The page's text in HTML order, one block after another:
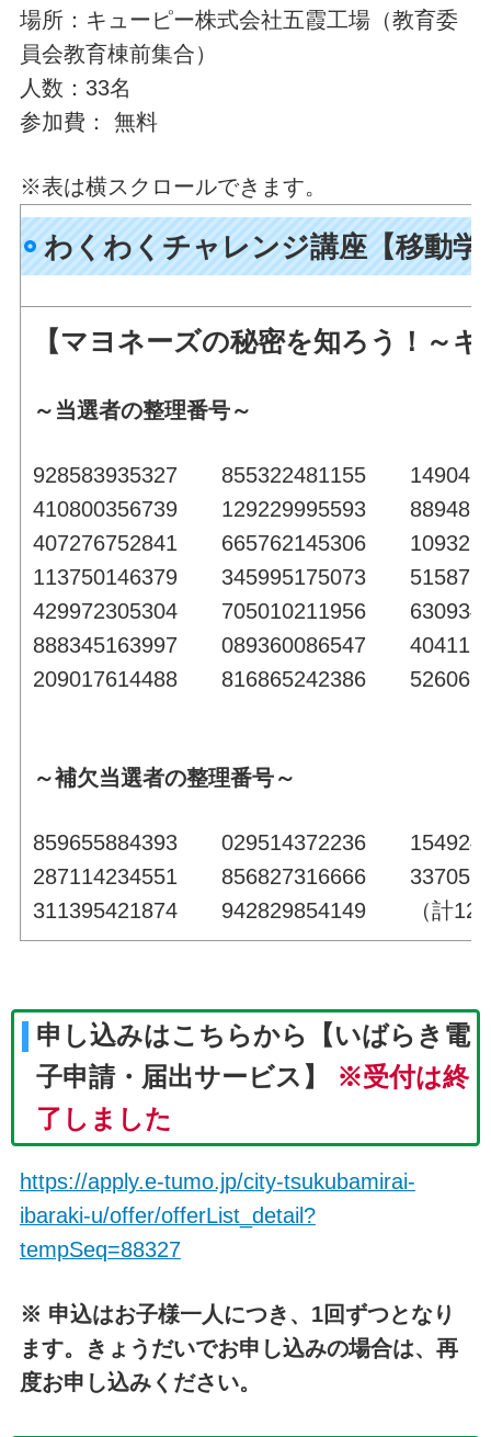
場所：キューピー株式会社五霞工場（教育委
員会教育棟前集合）
人数：33名
参加費： 無料
※表は横スクロールできます。
わくわくチャレンジ講座【移動
【マヨネーズの秘密を知ろう！～
～当選者の整理番号～
928583935327 855322481155
410800356739 129229995593
407276752841 665762145306
113750146379 345995175073
429972305304 705010211956
888345163997 089360086547
209017614488 816865242386
～補欠当選者の整理番号～
859655884393 029514372236
287114234551 856827316666
311395421874 942829854149 （計12
申し込みはこちらから【いばらき電
子申請・届出サービス】 ※受付は終
了しました
https://apply.e-tumo.jp/city-tsukubamirai-
ibaraki-u/offer/offerList_detail?
tempSeq=88327
※ 申込はお子様一人につき、1回ずつとなり
ます。きょうだいでお申し込みの場合は、再
度お申し込みください。